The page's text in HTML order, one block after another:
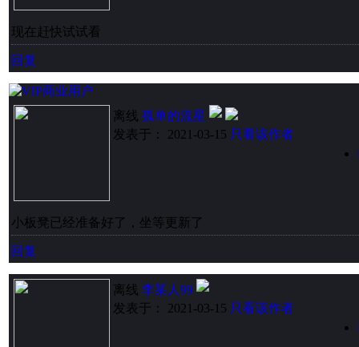
现在赶快试试看
回复
离线 孤单的流星
发表于： 2021-03-15 只看该作者
小板凳已经准备好了，坐等更新了
回复
离线 李某人99
发表于： 2021-03-15 只看该作者